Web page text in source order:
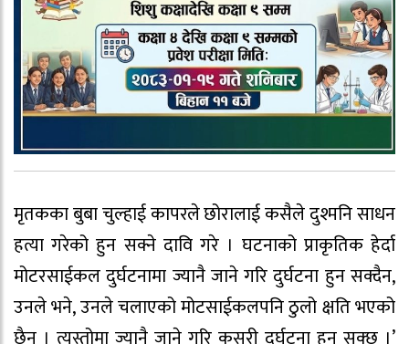
मृतकका बुबा चुल्हाई कापरले छोरालाई कसैले दुश्मनि साधन
हत्या गरेको हुन सक्ने दावि गरे । घटनाको प्राकृतिक हेर्दा
मोटरसाईकल दुर्घटनामा ज्यानै जाने गरि दुर्घटना हुन सक्दैन,
उनले भने, उनले चलाएको मोटसाईकलपनि ठुलो क्षति भएको